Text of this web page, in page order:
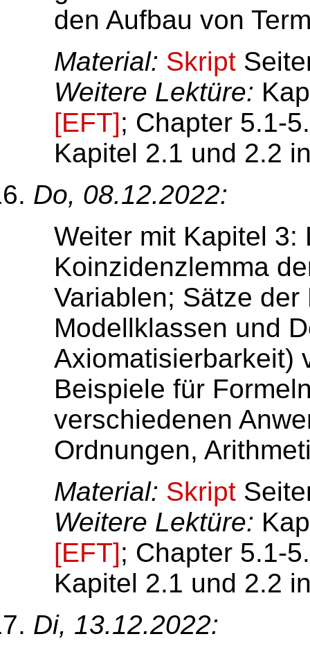
den Aufbau von
Material: Skript
Weitere Lektüre:
[EFT]; Chapter 5.1-
Kapitel 2.1 und 2.2
Do, 08.12.2022:
Weiter mit Kapitel 3:
Koinzidenzlemma
Variablen; Sätze
Modellklassen und
Axiomatisierbarkeit)
Beispiele für
verschiedenen
Ordnungen,
Material: Skript
Weitere Lektüre:
[EFT]; Chapter 5.1-
Kapitel 2.1 und 2.2
Di, 13.12.2022: